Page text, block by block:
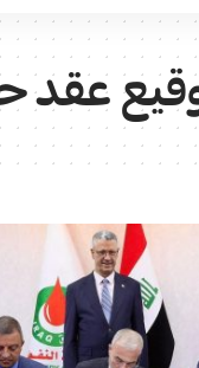
عقد